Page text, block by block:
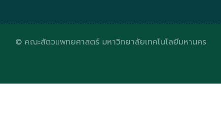
© คณะสัตวแพทยศาสตร์ มหาวิทยาลัยเทคโนโลยีมหานคร